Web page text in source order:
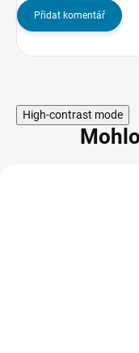
Přidat komentář
High-contrast mode